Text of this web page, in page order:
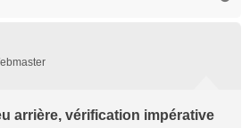
arrière, vérification impérative